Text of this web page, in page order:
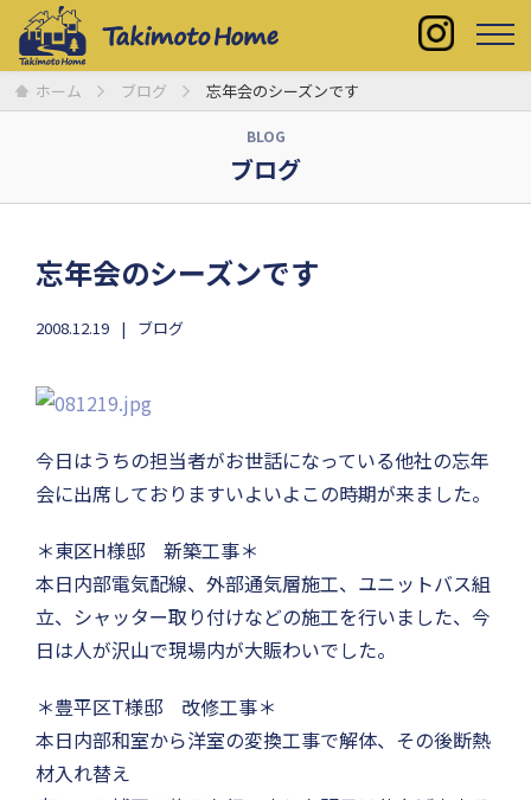
ホーム ブログ 忘年会のシーズンです
BLOG
ブログ
忘年会のシーズンです
2008.12.19 ブログ
今日はうちの担当者がお世話になっている他社の忘年
会に出席しておりますいよいよこの時期が来ました。
＊東区H様邸 新築工事＊
本日内部電気配線、外部通気層施工、ユニットバス組
立、シャッター取り付けなどの施工を行いました、今
日は人が沢山で現場内が大賑わいでした。
＊豊平区T様邸 改修工事＊
本日内部和室から洋室の変換工事で解体、その後断熱
材入れ替え